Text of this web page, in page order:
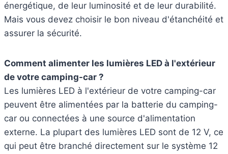
énergétique, de leur luminosité et de leur durabilité.
Mais vous devez choisir le bon niveau d'étanchéité et
assurer la sécurité.
Comment alimenter les lumières LED à l'extérieur
de votre camping-car ?
Les lumières LED à l'extérieur de votre camping-car
peuvent être alimentées par la batterie du camping-
car ou connectées à une source d'alimentation
externe. La plupart des lumières LED sont de 12 V, ce
qui peut être branché directement sur le système 12